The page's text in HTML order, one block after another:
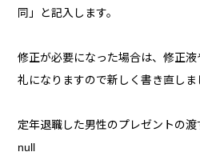
同」と記入します。
修正が必要になった場合は、修正
礼になりますので新しく書き直しま
定年退職した男性のプレゼントの
null